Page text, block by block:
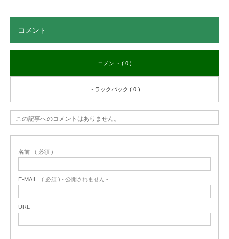
コメント
コメント ( 0 )
トラックバック ( 0 )
この記事へのコメントはありません。
名前 ( 必須 )
E-MAIL ( 必須 ) - 公開されません -
URL